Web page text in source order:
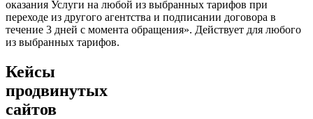
оказания Услуги на любой из выбранных тарифов при
переходе из другого агентства и подписании договора в
течение 3 дней с момента обращения». Действует для любого
из выбранных тарифов.
Кейсы
продвинутых
сайтов